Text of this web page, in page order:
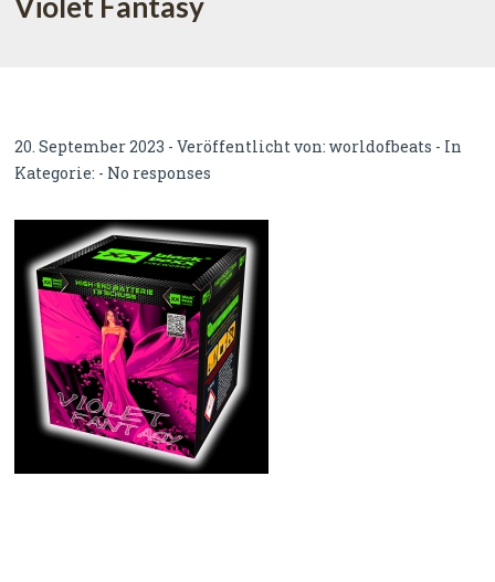
20. September 2023 - Veröffentlicht von:worldofbeats - In
Kategorie: - No responses